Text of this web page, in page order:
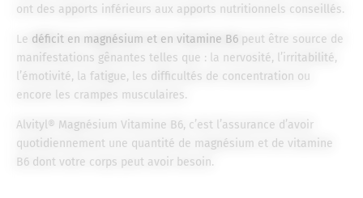
ont des apports inférieurs aux apports nutritionnels conseillés.
Le déficit en magnésium et en vitamine B6peut être source de
manifestations gênantes telles que : la nervosité, l’irritabilité,
l’émotivité, la fatigue, les difficultés de concentration ou
encore les crampes musculaires.
Alvityl® Magnésium Vitamine B6, c’est l’assurance d’avoir
quotidiennement une quantité de magnésium et de vitamine
B6 dont votre corps peut avoir besoin.